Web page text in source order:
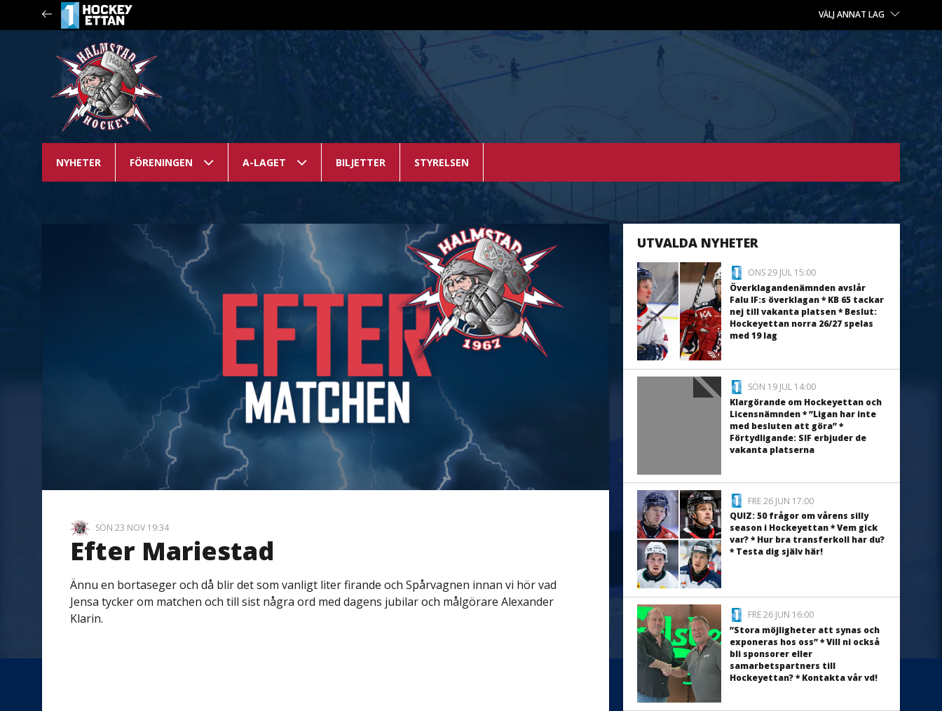
VÄLJ ANNAT LAG
NYHETER FÖRENINGEN A-LAGET BILJETTER STYRELSEN
SÖN 23 NOV 19:34
Efter Mariestad
Ännu en bortaseger och då blir det som vanligt liter firande och Spårvagnen innan vi hör vad
Jensa tycker om matchen och till sist några ord med dagens jubilar och målgörare Alexander
Klarin.
UTVALDA NYHETER
ONS 29 JUL 15:00
Överklagandenämnden avslår
Falu IF:s överklagan * KB 65 tackar
nej till vakanta platsen * Beslut:
Hockeyettan norra 26/27 spelas
med 19 lag
SÖN 19 JUL 14:00
Klargörande om Hockeyettan och
Licensnämnden * ”Ligan har inte
med besluten att göra” *
Förtydligande: SIF erbjuder de
vakanta platserna
FRE 26 JUN 17:00
QUIZ: 50 frågor om vårens silly
season i Hockeyettan * Vem gick
var? * Hur bra transferkoll har du?
* Testa dig själv här!
FRE 26 JUN 16:00
”Stora möjligheter att synas och
exponeras hos oss” * Vill ni också
bli sponsorer eller
samarbetspartners till
Hockeyettan? * Kontakta vår vd!